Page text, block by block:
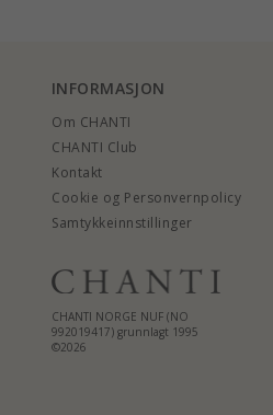
INFORMASJON
Om CHANTI
CHANTI Club
Kontakt
Cookie og Personvernpolicy
Samtykkeinnstillinger
CHANTI NORGE NUF (NO
992019417) grunnlagt 1995
©2026